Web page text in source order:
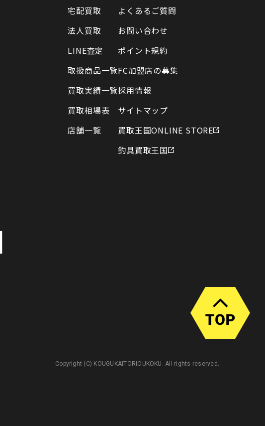
宅配買取
法人買取
LINE査定
取扱商品一覧
買取実績一覧
買取相場表
店舗一覧
よくあるご質問
お問い合わせ
ポイント規約
FC加盟店の募集
採用情報
サイトマップ
買取王国ONLINE STORE
釣具買取王国
Copyright (C) KOUGUKAITORIOUKOKU. All rights reserved.